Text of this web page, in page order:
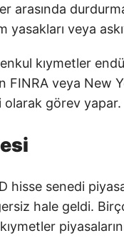
arasında
yasakları veya
kıymetler
FINRA veya New
olarak görev yapar.
hisse senedi
hale geldi.